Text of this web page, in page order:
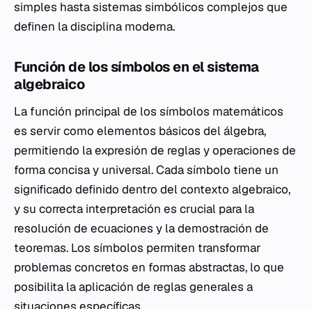
simples hasta sistemas simbólicos complejos que
definen la disciplina moderna.
Función de los símbolos en el sistema
algebraico
La función principal de los símbolos matemáticos
es servir como elementos básicos del álgebra,
permitiendo la expresión de reglas y operaciones de
forma concisa y universal. Cada símbolo tiene un
significado definido dentro del contexto algebraico,
y su correcta interpretación es crucial para la
resolución de ecuaciones y la demostración de
teoremas. Los símbolos permiten transformar
problemas concretos en formas abstractas, lo que
posibilita la aplicación de reglas generales a